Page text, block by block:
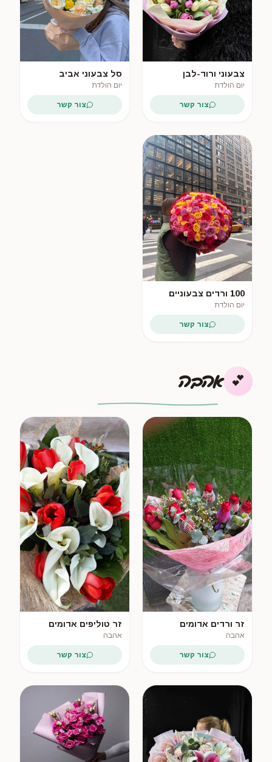
צבעוני ורוד-לבן
יום הולדת
צור קשר
סל צבעוני אביב
יום הולדת
צור קשר
100 ורדים צבעוניים
יום הולדת
צור קשר
💕 אהבה
❤️ הכי נמכר
זר ורדים אדומים
בעטיפת רשת
אהבה
צור קשר
🔥 חדש
זר טוליפים אדומים
וקאלות לבנות
אהבה
צור קשר